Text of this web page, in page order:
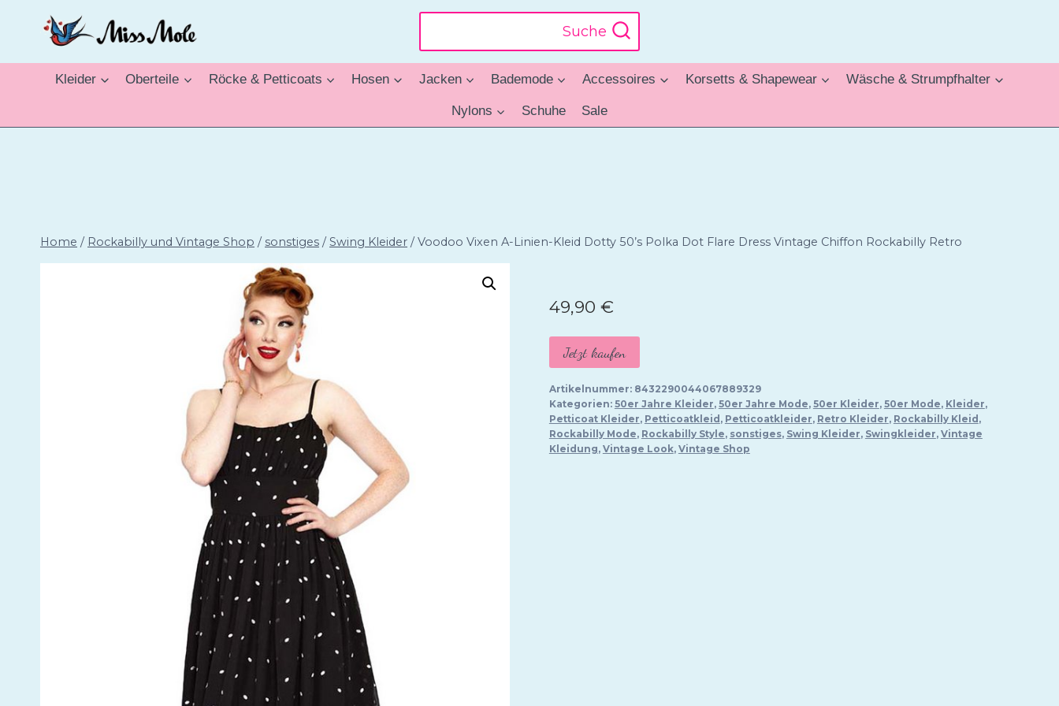
Suche
Kleider Oberteile Röcke & Petticoats Hosen Jacken Bademode Accessoires Korsetts & Shapewear Wäsche & Strumpfhalter
Nylons Schuhe Sale
Home / Rockabilly und Vintage Shop / sonstiges / Swing Kleider / Voodoo Vixen A-Linien-Kleid Dotty 50’s Polka Dot Flare Dress Vintage Chiffon Rockabilly Retro
49,90 €
Jetzt kaufen
Artikelnummer: 8432290044067889329
Kategorien: 50er Jahre Kleider, 50er Jahre Mode, 50er Kleider, 50er Mode, Kleider,
Petticoat Kleider, Petticoatkleid , Petticoatkleider, Retro Kleider, Rockabilly Kleid ,
Rockabilly Mode, Rockabilly Style, sonstiges, Swing Kleider, Swingkleider, Vintage
Kleidung, Vintage Look, Vintage Shop